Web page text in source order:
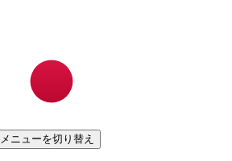
メニューを切り替え